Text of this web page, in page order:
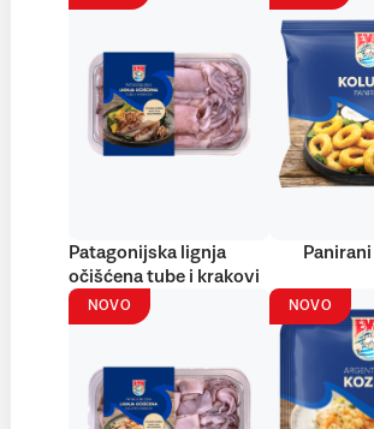
Patagonijska lignja
očišćena tube i krakovi
NOVO NOVO